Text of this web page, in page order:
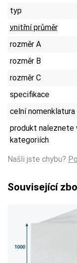
typ
vnitřní průměr
rozměr A
rozměr B
rozměr C
specifikace
celní nomenklatura
produkt naleznete
kategoriích
Našli jste chybu?
Související